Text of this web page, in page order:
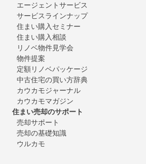
エージェントサービス
サービスラインナップ
住まい購入セミナー
住まい購入相談
リノベ物件見学会
物件提案
定額リノベパッケージ
中古住宅の買い方辞典
カウカモジャーナル
カウカモマガジン
住まい売却のサポート
売却サポート
売却の基礎知識
ウルカモ